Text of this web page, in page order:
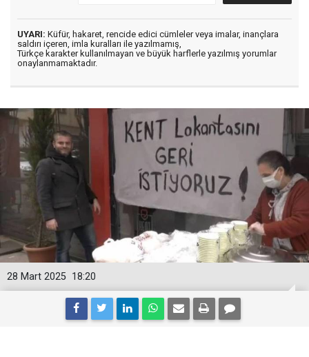
UYARI: Küfür, hakaret, rencide edici cümleler veya imalar, inançlara
saldırı içeren, imla kuralları ile yazılmamış,
Türkçe karakter kullanılmayan ve büyük harflerle yazılmış yorumlar
onaylanmamaktadır.
18:20
28 Mart 2025